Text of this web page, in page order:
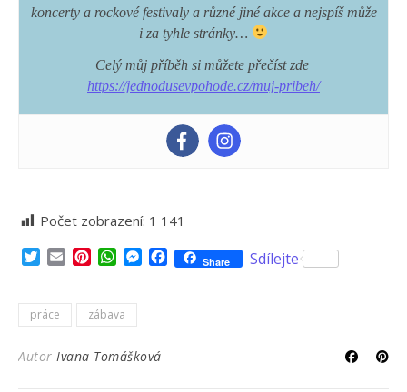
koncerty a rockové festivaly a různé jiné akce a nejspíš může
i za tyhle stránky…
Celý můj příběh si můžete přečíst zde
https://jednodusevpohode.cz/muj-pribeh/
Počet zobrazení: 1 141
TwitterEmailPinterestWhatsApp
Messenger
Facebook
Share Sdílejte
práce zábava
Autor Ivana Tomášková